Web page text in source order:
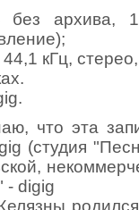
без архива,
кГц,
что эта
(студия
- digig